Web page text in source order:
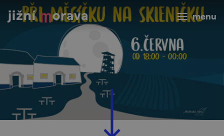
menu